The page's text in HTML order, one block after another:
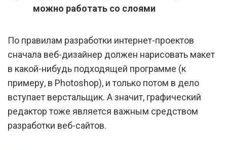
можно работать со слоями
По правилам разработки интернет-проектов
сначала веб-дизайнер должен нарисовать макет
в какой-нибудь подходящей программе (к
примеру, в Photoshop), и только потом в дело
вступает верстальщик. А значит, графический
редактор тоже является важным средством
разработки веб-сайтов.